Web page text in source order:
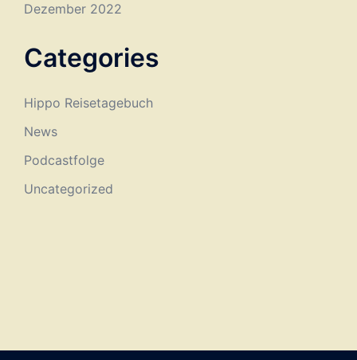
Dezember 2022
Categories
Hippo Reisetagebuch
News
Podcastfolge
Uncategorized